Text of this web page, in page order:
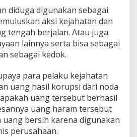
diduga digunakan sebagai
aksi kejahatan dan
tengah berjalan. Atau juga
lainnya serta bisa sebagai
sebagai kedok.
para pelaku kejahatan
uang hasil korupsi dari noda
uang tersebut berhasil
uang haram tersebut
bersih karena digunakan
perusahaan.